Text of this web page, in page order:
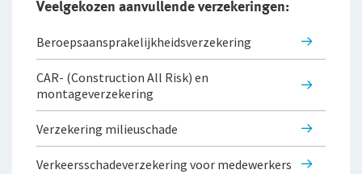
Veelgekozen aanvullende verzekeringen:
Beroepsaansprakel­ijk­he­id­s­verzekering
CAR- (Construction All Risk) en
montageverzekering
Verzekering milieuschade
Verkeersscha­d­e­verzekering voor medewerkers